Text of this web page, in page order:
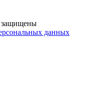
защищены
данных